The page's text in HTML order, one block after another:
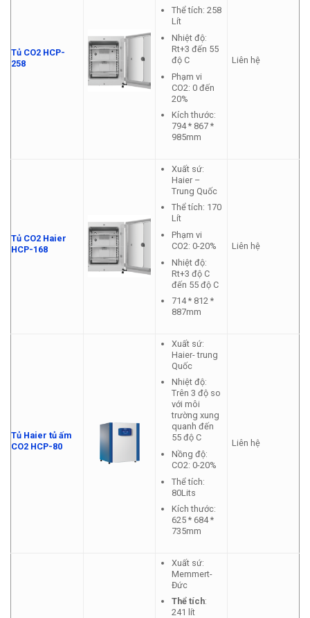
Tủ CO2 HCP-
258
Thể tích: 258
Lít
Nhiệt độ:
Rt+3 đến 55
độ C
Phạm vi
CO2: 0 đến
20%
Kích thước:
794 * 867 *
985mm
Liên hệ
Tủ CO2 Haier
HCP-168
Xuất sứ:
Haier –
Trung Quốc
Thể tích: 170
Lít
Phạm vi
CO2: 0-20%
Nhiệt độ:
Rt+3 độ C
đến 55 độ C
714 * 812 *
887mm
Liên hệ
Tủ Haier tủ ấm
CO2 HCP-80
Xuất sứ:
Haier- trung
Quốc
Nhiệt độ:
Trên 3 độ so
với môi
trường xung
quanh đến
55 độ C
Nồng độ:
CO2: 0-20%
Thể tích:
80Lits
Kích thước:
625 * 684 *
735mm
Liên hệ
Xuất sứ:
Memmert-
Đức
Thể tích:
241 lít